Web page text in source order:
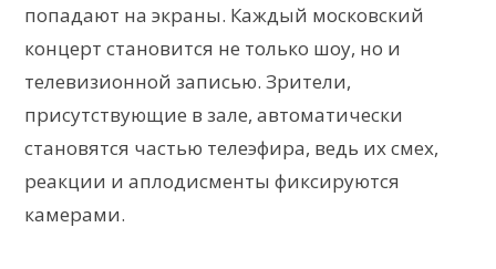
попадают на экраны. Каждый московский
концерт становится не только шоу, но и
телевизионной записью. Зрители,
присутствующие в зале, автоматически
становятся частью телеэфира, ведь их смех,
реакции и аплодисменты фиксируются
камерами.